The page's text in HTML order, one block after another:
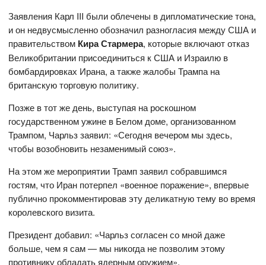
Заявления Карл III были облечены в дипломатические тона,
и он недвусмысленно обозначил разногласия между США и
правительством Кира Стармера, которые включают отказ
Великобритании присоединиться к США и Израилю в
бомбардировках Ирана, а также жалобы Трампа на
британскую торговую политику.
Позже в тот же день, выступая на роскошном
государственном ужине в Белом доме, организованном
Трампом, Чарльз заявил: «Сегодня вечером мы здесь,
чтобы возобновить незаменимый союз».
На этом же мероприятии Трамп заявил собравшимся
гостям, что Иран потерпел «военное поражение», впервые
публично прокомментировав эту деликатную тему во время
королевского визита.
Президент добавил: «Чарльз согласен со мной даже
больше, чем я сам — мы никогда не позволим этому
противнику обладать ядерным оружием».